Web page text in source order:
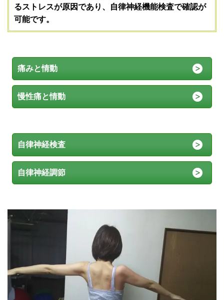
るストレスが原因であり、自律神経機能検査で確認が
可能です。
痛みと情動
慢性痛と情動
自律神経検査
自律神経調節